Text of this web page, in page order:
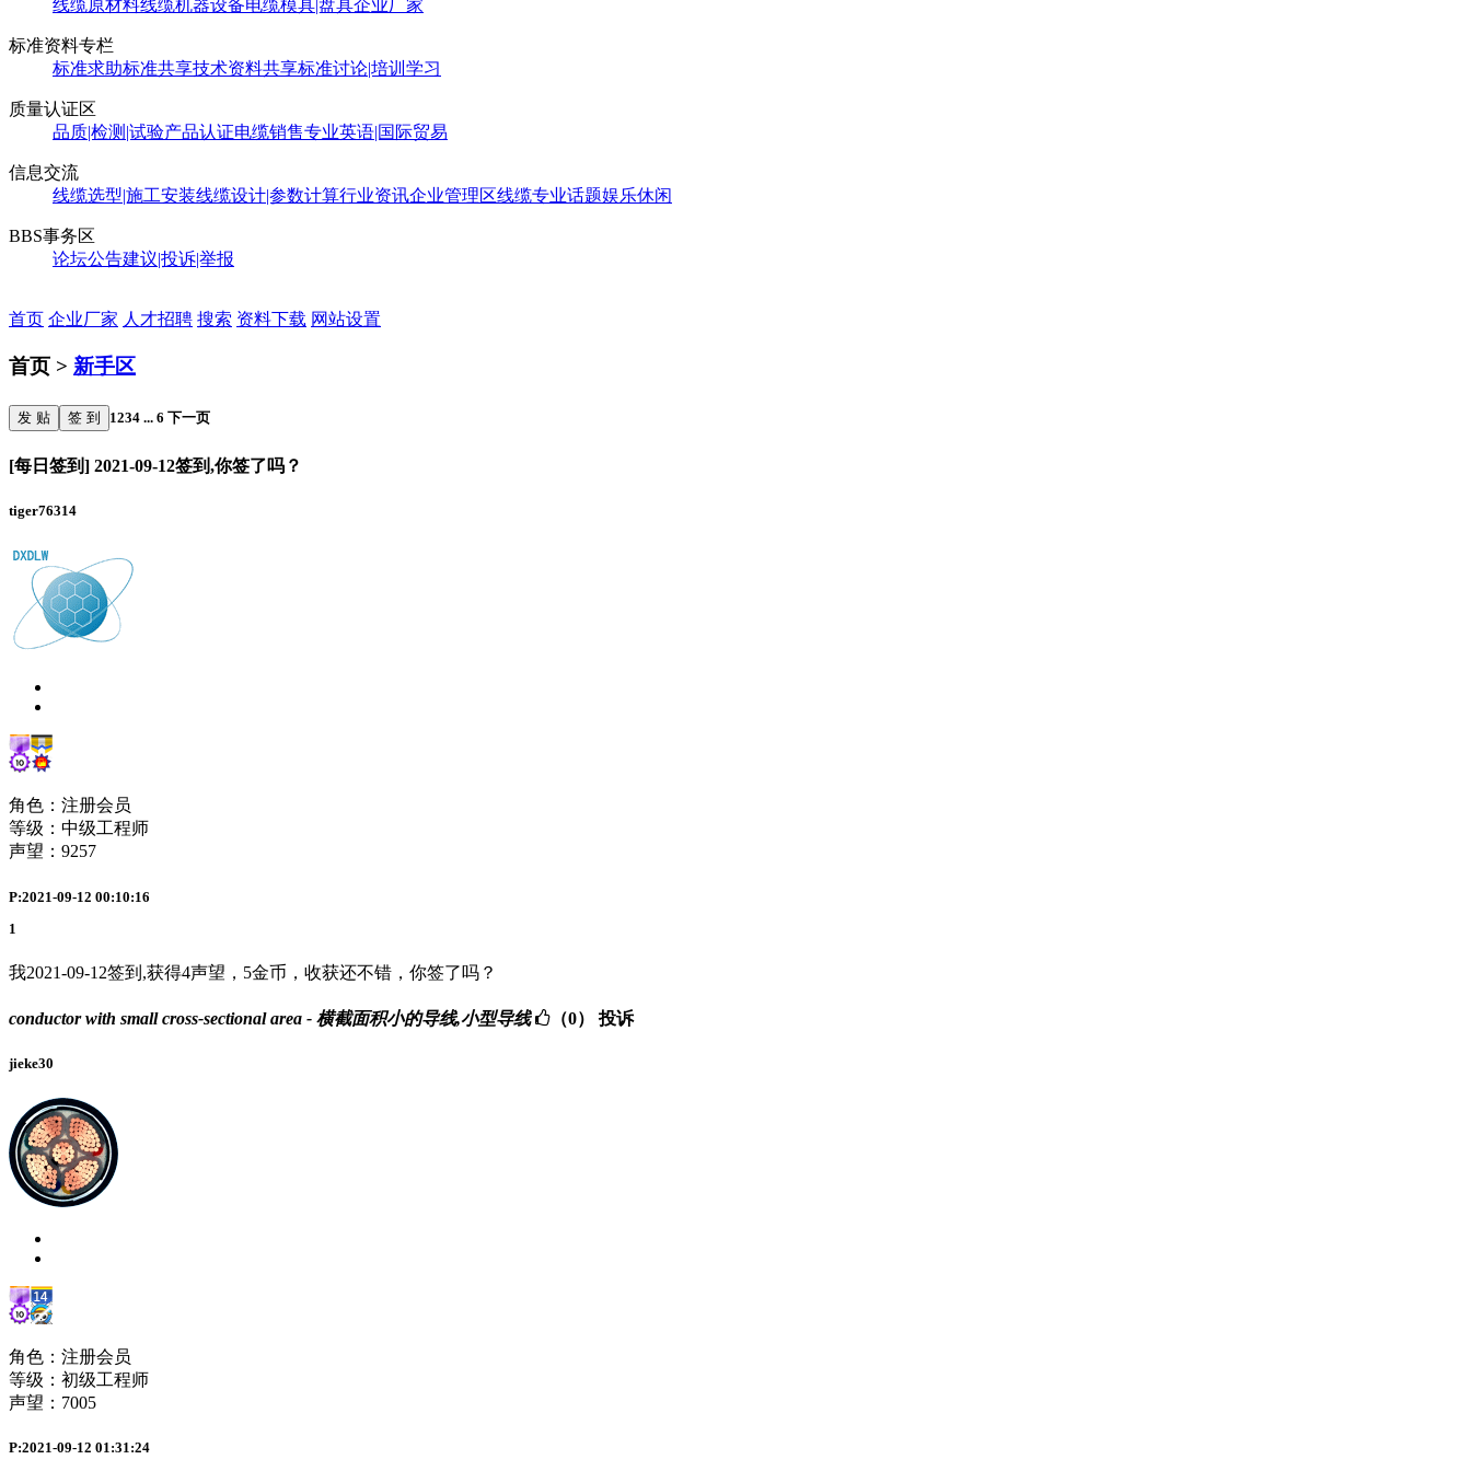
线缆原材料线缆机器设备电缆模具|盘具企业厂家
标准资料专栏
标准求助标准共享技术资料共享标准讨论|培训学习
质量认证区
品质|检测|试验产品认证电缆销售专业英语|国际贸易
信息交流
线缆选型|施工安装线缆设计|参数计算行业资讯企业管理区线缆专业话题娱乐休闲
BBS事务区
论坛公告建议|投诉|举报
首页 企业厂家 人才招聘 搜索 资料下载 网站设置
首页 > 新手区
发 贴 签 到 1234 ... 6 下一页
[每日签到] 2021-09-12签到,你签了吗？
tiger76314
角色：注册会员
等级：中级工程师
声望： 9257
P:2021-09-12 00:10:16
1
我2021-09-12签到,获得4声望，5金币，收获还不错，你签了吗？
conductor with small cross-sectional area - 横截面积小的导线,小型导线 （0） 投诉
jieke30
角色：注册会员
等级：初级工程师
声望： 7005
P:2021-09-12 01:31:24